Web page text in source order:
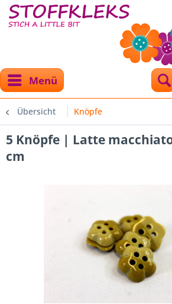
Menü
Übersicht Knöpfe
5 Knöpfe | Latte
cm